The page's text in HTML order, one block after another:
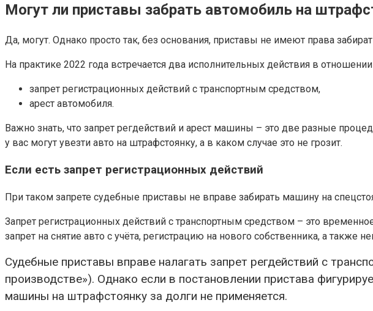
Могут ли приставы забрать автомобиль на
Да, могут. Однако просто так, без основания, приставы не имеют права
На практике 2022 года встречается два исполнительных действия в
запрет регистрационных действий с транспортным средством,
арест автомобиля.
Важно знать, что запрет регдействий и арест машины – это две разные
у вас могут увезти авто на штрафстоянку, а в каком случае это не грозит.
Если есть запрет регистрационных действий
При таком запрете судебные приставы не вправе забирать машину на
Запрет регистрационных действий с транспортным средством – это
запрет на снятие авто с учёта, регистрацию на нового собственника, а также
Судебные приставы вправе налагать запрет регдействий с
производстве»). Однако если в постановлении пристава
машины на штрафстоянку за долги не применяется.